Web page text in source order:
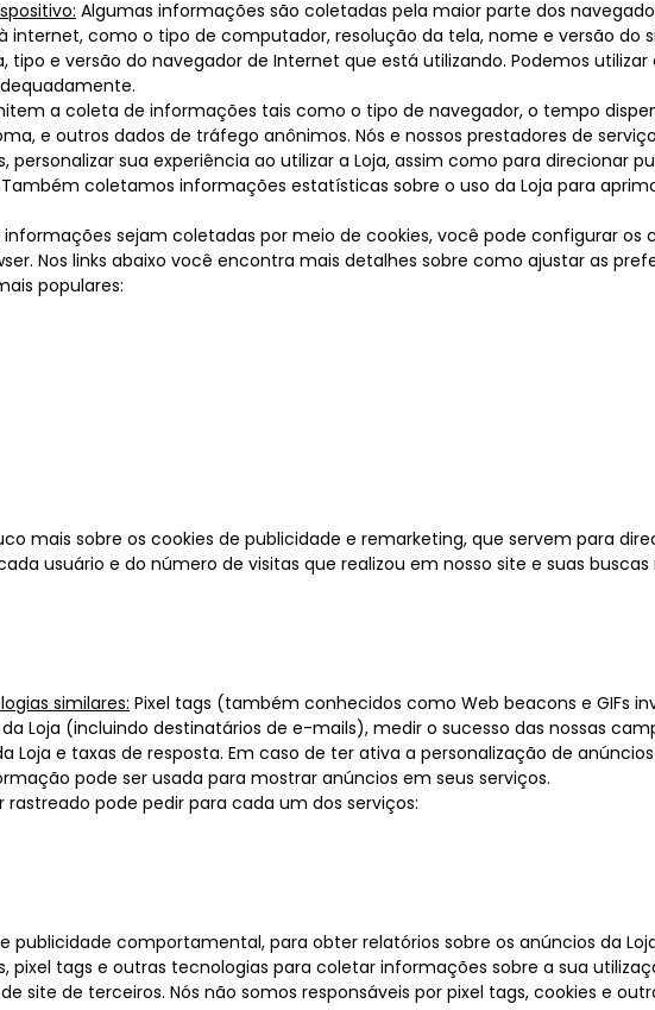
Algumas informações são coletadas pela maior parte dos
internet, como o tipo de computador, resolução da tela, nome e versão do
tipo e versão do navegador de Internet que está utilizando. Podemos
a coleta de informações tais como o tipo de navegador, o tempo
e outros dados de tráfego anônimos. Nós e nossos prestadores de
sua experiência ao utilizar a Loja, assim como para direcionar
coletamos informações estatísticas sobre o uso da Loja para
informações sejam coletadas por meio de cookies, você pode configurar os
Nos links abaixo você encontra mais detalhes sobre como ajustar as
populares:
mais sobre os cookies de publicidade e remarketing, que servem para
usuário e do número de visitas que realizou em nosso site e suas
similares: Pixel tags (também conhecidos como Web beacons e GIFs
Loja (incluindo destinatários de e-mails), medir o sucesso das nossas
Loja e taxas de resposta. Em caso de ter ativa a personalização de
pode ser usada para mostrar anúncios em seus serviços.
rastreado pode pedir para cada um dos serviços:
publicidade comportamental, para obter relatórios sobre os anúncios da
pixel tags e outras tecnologias para coletar informações sobre a sua
site de terceiros. Nós não somos responsáveis por pixel tags, cookies e